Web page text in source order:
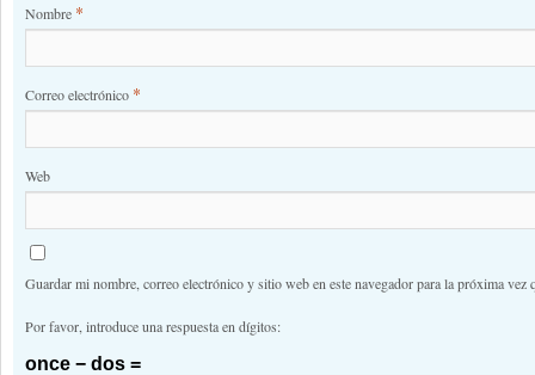
Nombre *
Correo electrónico *
Web
Guardar mi nombre, correo electrónico y sitio web en este navegador para la próxima vez
Por favor, introduce una respuesta en dígitos:
once − dos =